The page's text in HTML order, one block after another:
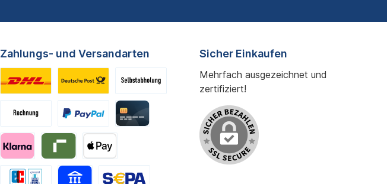
Zahlungs- und Versandarten Sicher Einkaufen
Mehrfach ausgezeichnet und
zertifiziert!